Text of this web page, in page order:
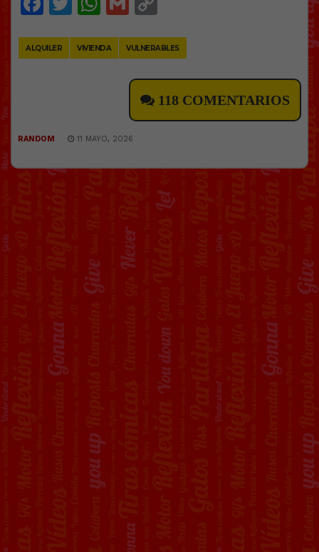
ALQUILER VIVIENDA VULNERABLES
118 COMENTARIOS
RANDOM 11 MAYO, 2026